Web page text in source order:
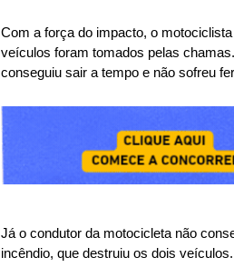
Com a força do impacto, o
veículos foram tomados pelas
conseguiu sair a tempo e não sofreu
Já o condutor da motocicleta não
incêndio, que destruiu os dois veículos.